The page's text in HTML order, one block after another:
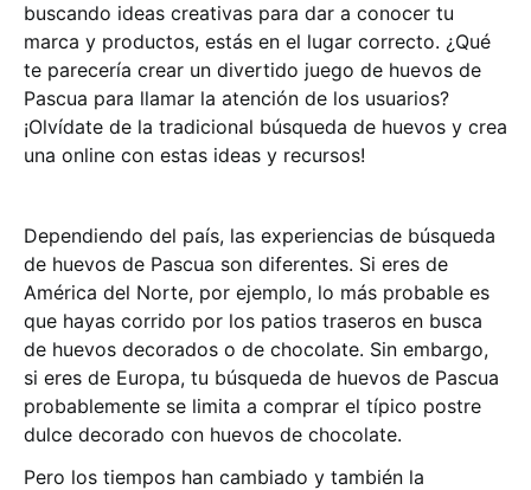
buscando ideas creativas para dar a conocer tu
marca y productos, estás en el lugar correcto. ¿Qué
te parecería crear un divertido juego de huevos de
Pascua para llamar la atención de los usuarios?
¡Olvídate de la tradicional búsqueda de huevos y crea
una online con estas ideas y recursos!
Dependiendo del país, las experiencias de búsqueda
de huevos de Pascua son diferentes. Si eres de
América del Norte, por ejemplo, lo más probable es
que hayas corrido por los patios traseros en busca
de huevos decorados o de chocolate. Sin embargo,
si eres de Europa, tu búsqueda de huevos de Pascua
probablemente se limita a comprar el típico postre
dulce decorado con huevos de chocolate.
Pero los tiempos han cambiado y también la